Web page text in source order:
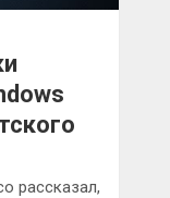
рассказал,